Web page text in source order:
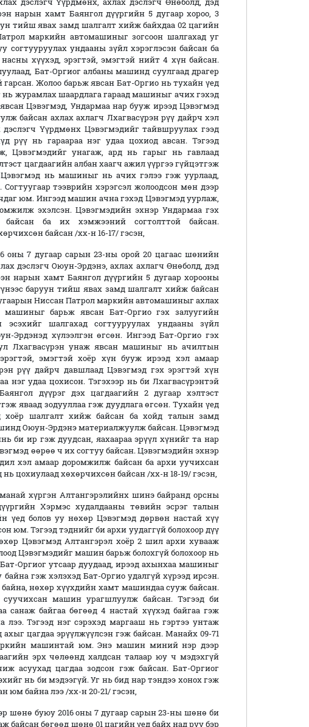
нарын хамт Баянгол дүүргийн 5 дугаар хороо, 3
тийш явах замд шалгалт хийж байхдаа 02 цагийн
маркийн автомашиныг зогсоон шалгахад уг
ундааны зүйл хэрэглэсэн байсан ба
хүүхэд, эрэгтэй, эмэгтэй нийт 4 хүн байсан.
Бат-Оргиог албаны машинд суулгаад драгер
гарсан. Жолоо барьж явсан Бат-Оргио нь тухайн үед
журамлах шаардлага гараад машиныг ачих гэхэд
Цэвэгмэд, Ундармаа нар бууж ирээд Цэвэгмэд
байсан ахлах ахлагч Лхагвасүрэн рүү дайрч хэл
Үүрдмөнх Цэвэгмэдийг тайвшруулах гээд
рүү нь гараараа нэг удаа цохиод авсан. Тэгээд
Цэвэгмэдийг унагаж, ард нь гарыг нь гавлаад
цагдаагийн албан хаагч ажил үүргээ гүйцэтгэж
нь машиныг нь ачих гэлээ гэж уурлаад,
тээврийн хэрэгсэл жолоодсон мөн дээр
юм. Ингээд машин ачна гэхэд Цэвэгмэд уурлаж,
эхэлсэн. Цэвэгмэдийн эхнэр Ундармаа гэх
ба их хэмжээний согтолттой байсан.
байсан /хх-н 16-17/ гэсэн,
оны 7 дугаар сарын 23-ны орой 20 цагаас шөнийн
дэслэгч Оюун-Эрдэнэ, ахлах ахлагч Өнөболд, дэд
нарын хамт Баянгол дүүргийн 5 дугаар хорооны
баруун тийш явах замд шалгалт хийж байсан
Ниссан Патрол маркийн автомашиныг ахлах
машиныг барьж явсан Бат-Оргио гэх залуугийн
эсэхийг шалгахад согтууруулах ундааны зүйл
Эрдэнэд хүлээлгэн өгсөн. Ингээд Бат-Оргио гэх
Лхагвасүрэн унаж явсан машиныг нь ачилтын
эмэгтэй хоёр хүн бууж ирээд хэл амаар
рүү дайрч давшлаад Цэвэгмэд гэх эрэгтэй хүн
нэг удаа цохисон. Тэгэхээр нь би Лхагвасүрэнтэй
дүүрэг дэх цагдаагийн 2 дугаар хэлтэст
яваад зодууллаа гэж дуудлага өгсөн. Тухайн үед
шалгалт хийж байсан ба хойд талын замд
Оюун-Эрдэнэ материалжуулж байсан. Цэвэгмэд
би ир гэж дуудсан, яахаараа эрүүл хүнийг та нар
өөрөө ч их согтуу байсан. Цэвэгмэдийн эхнэр
хэл амаар доромжилж байсан ба архи уучихсан
цохиулаад хөхөрчихсөн байсан /хх-н 18-19/ гэсэн,
хүргэн Алтангэрэлийнх шинэ байранд орсны
Хэрмэс худалдааны төвийн эсрэг талын
үед болов уу нөхөр Цэвэгмэд дөрвөн настай хүү
юм. Тэгээд тэднийг би архи уудаггүй болохоор дүү
Цэвэгмэд Алтангэрэл хоёр 2 шил архи хувааж
Цэвэгмэдийг машин барьж болохгүй болохоор нь
Оргиог утсаар дуудаад, ирээд ахынхаа машиныг
гэж хэлэхэд Бат-Оргио удалгүй хүрээд ирсэн.
нөхөр хүүхдийн хамт машиндаа сууж байсан.
машин урагшлуулж байсан. Тэгээд би
байгаа бөгөөд 4 настай хүүхэд байгаа гэж
Тэгээд нэг сэрэхэд маргааш нь гэртээ унтаж
цагдаа эрүүлжүүлсэн гэж байсан. Манайх 09-71
машинтай юм. Энэ машин миний нэр дээр
эрх чөлөөнд халдсан талаар юу ч мэдэхгүй
асуухад цагдаа зодсон гэж байсан. Бат-Оргиог
нь би мэдээгүй. Уг нь бид нар тэндээ хонох гэж
юм байна лээ /хх-н 20-21/ гэсэн,
шөнө буюу 2016 оны 7 дугаар сарын 23-ны шөнө би
байсан бөгөөд шөнө 01 цагийн үед байх над руу бэр